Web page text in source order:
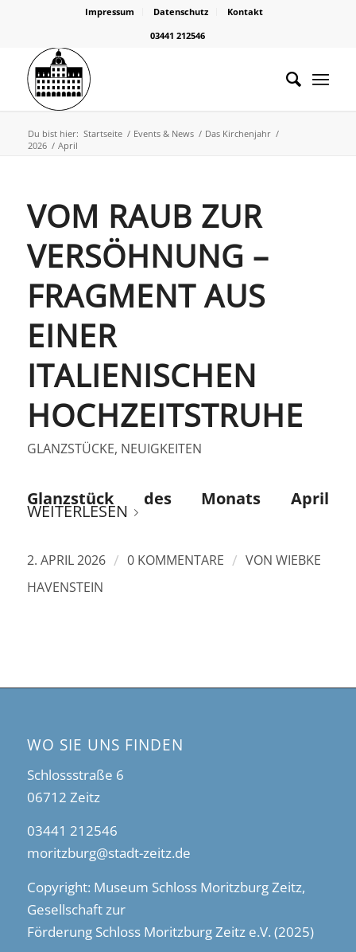
Impressum Datenschutz
Kontakt
03441 212546
Du bist hier: Startseite / Events & News / Das Kirchenjahr /
2026 / April
VOM RAUB ZUR
VERSÖHNUNG –
FRAGMENT AUS
EINER
ITALIENISCHEN
HOCHZEITSTRUHE
GLANZSTÜCKE, NEUIGKEITEN
Glanzstück des Monats April
WEITERLESEN
2. APRIL 2026 / 0 KOMMENTARE / VON WIEBKE
HAVENSTEIN
WO SIE UNS FINDEN
Schlossstraße 6
06712 Zeitz
03441 212546
moritzburg@stadt-zeitz.de
Copyright: Museum Schloss Moritzburg Zeitz,
Gesellschaft zur
Förderung Schloss Moritzburg Zeitz e.V. (2025)